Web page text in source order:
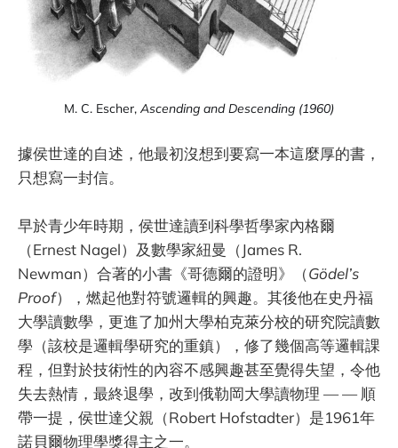
M. C. Escher, Ascending and Descending (1960)
據侯世達的自述，他最初沒想到要寫一本這麼厚的書，
只想寫一封信。
早於青少年時期，侯世達讀到科學哲學家內格爾
（Ernest Nagel）及數學家紐曼（James R.
Newman）合著的小書《哥德爾的證明》（Gödel’s
Proof），燃起他對符號邏輯的興趣。其後他在史丹福
大學讀數學，更進了加州大學柏克萊分校的研究院讀數
學（該校是邏輯學研究的重鎮），修了幾個高等邏輯課
程，但對於技術性的內容不感興趣甚至覺得失望，令他
失去熱情，最終退學，改到俄勒岡大學讀物理 — — 順
帶一提，侯世達父親（Robert Hofstadter）是1961年
諾貝爾物理學獎得主之一。